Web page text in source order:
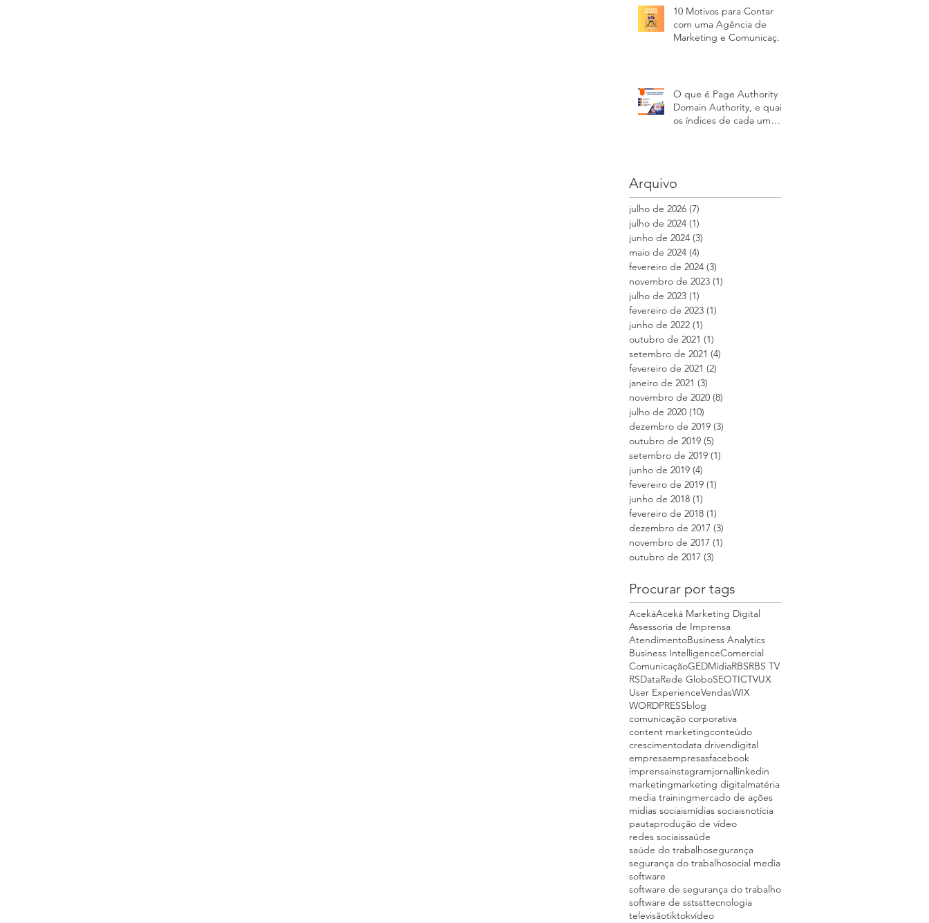
10 Motivos para Contar
com uma Agência de
Marketing e Comunicação
O que é Page Authority e
Domain Authority, e quais
os índices de cada um
Arquivo
julho de 2026 (7)
julho de 2024 (1)
junho de 2024 (3)
maio de 2024 (4)
fevereiro de 2024 (3)
novembro de 2023 (1)
julho de 2023 (1)
fevereiro de 2023 (1)
junho de 2022 (1)
outubro de 2021 (1)
setembro de 2021 (4)
fevereiro de 2021 (2)
janeiro de 2021 (3)
novembro de 2020 (8)
julho de 2020 (10)
dezembro de 2019 (3)
outubro de 2019 (5)
setembro de 2019 (1)
junho de 2019 (4)
fevereiro de 2019 (1)
junho de 2018 (1)
fevereiro de 2018 (1)
dezembro de 2017 (3)
novembro de 2017 (1)
outubro de 2017 (3)
Procurar por tags
AcekáAceká Marketing Digital
Assessoria de Imprensa
AtendimentoBusiness Analytics
Business IntelligenceComercial
ComunicaçãoGEDMídiaRBSRBS TV
RSDataRede GloboSEOTICTVUX
User ExperienceVendasWIX
WORDPRESSblog
comunicação corporativa
content marketingconteúdo
crescimentodata drivendigital
empresaempresasfacebook
imprensainstagramjornallinkedin
marketingmarketing digitalmatéria
media trainingmercado de ações
midias sociaismídias sociaisnotícia
pautaprodução de vídeo
redes sociaissaúde
saúde do trabalhosegurança
segurança do trabalhosocial media
software
software de segurança do trabalho
software de sstssttecnologia
televisãotiktokvídeo